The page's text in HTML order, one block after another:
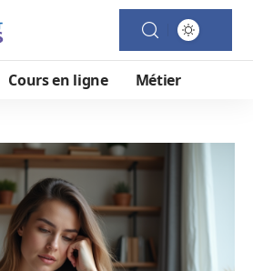
Cours en ligne Métier